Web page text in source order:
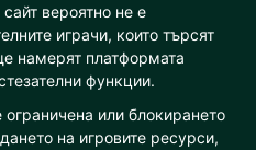
вероятно не е
играчи, които търсят
намерят платформата
функции.
или блокирането
на игровите ресурси,